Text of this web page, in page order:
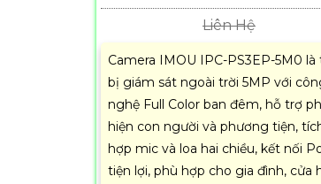
Liên Hệ
Camera IMOU IPC-PS3EP-5M0 là
bị giám sát ngoài trời 5MP với
nghệ Full Color ban đêm, hỗ trợ
hiện con người và phương tiện,
hợp mic và loa hai chiều, kết nối
tiện lợi, phù hợp cho gia đình, cửa